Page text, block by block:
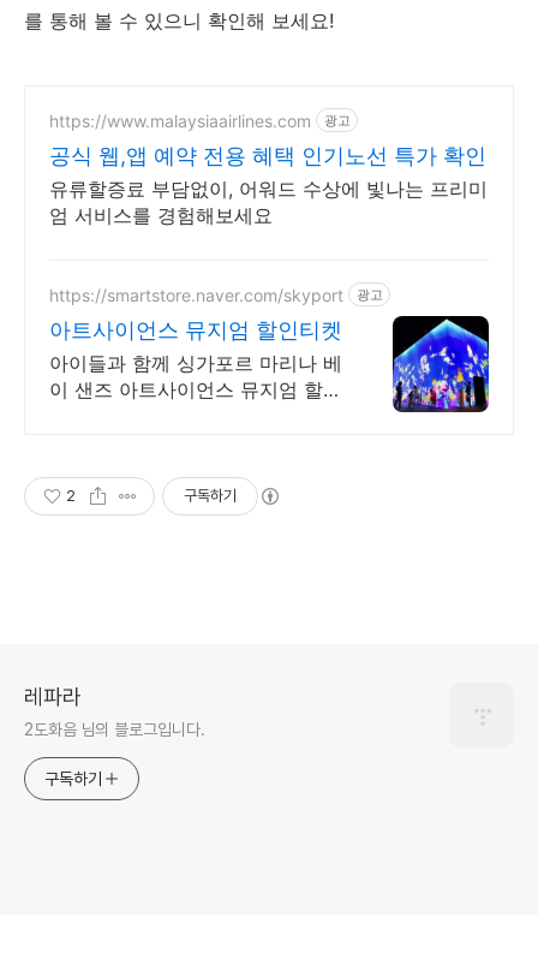
를 통해 볼 수 있으니 확인해 보세요!
https://www.malaysiaairlines.com 광고
공식 웹,앱 예약 전용 혜택 인기노선 특가 확인
유류할증료 부담없이, 어워드 수상에 빛나는 프리미
엄 서비스를 경험해보세요
https://smartstore.naver.com/skyport 광고
아트사이언스 뮤지엄 할인티켓
아이들과 함께 싱가포르 마리나 베
이 샌즈 아트사이언스 뮤지엄 할인
2 구독하기
레파라
2도화음 님의 블로그입니다.
구독하기